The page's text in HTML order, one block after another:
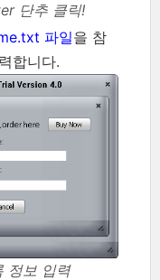
단추 클릭!
파일을 참
합니다.
정보 입력